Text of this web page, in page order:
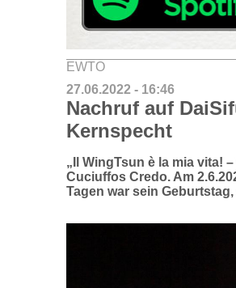
EWTO
27.06.2022 - 16:46
Nachruf auf
Kernspecht
„Il WingTsun è la mia vita!
Cuciuffos Credo. Am
Tagen war sein